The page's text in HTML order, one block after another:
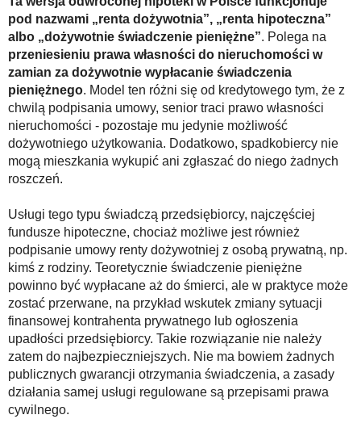
pod nazwami „renta dożywotnia”, „renta hipoteczna”
albo „dożywotnie świadczenie pieniężne”. Polega na
przeniesieniu prawa własności do nieruchomości w
zamian za dożywotnie wypłacanie świadczenia
pieniężnego. Model ten różni się od kredytowego tym, że z
chwilą podpisania umowy, senior traci prawo własności
nieruchomości - pozostaje mu jedynie możliwość
dożywotniego użytkowania. Dodatkowo, spadkobiercy nie
mogą mieszkania wykupić ani zgłaszać do niego żadnych
roszczeń.
Usługi tego typu świadczą przedsiębiorcy, najczęściej
fundusze hipoteczne, chociaż możliwe jest również
podpisanie umowy renty dożywotniej z osobą prywatną, np.
kimś z rodziny. Teoretycznie świadczenie pieniężne
powinno być wypłacane aż do śmierci, ale w praktyce może
zostać przerwane, na przykład wskutek zmiany sytuacji
finansowej kontrahenta prywatnego lub ogłoszenia
upadłości przedsiębiorcy. Takie rozwiązanie nie należy
zatem do najbezpieczniejszych. Nie ma bowiem żadnych
publicznych gwarancji otrzymania świadczenia, a zasady
działania samej usługi regulowane są przepisami prawa
cywilnego.